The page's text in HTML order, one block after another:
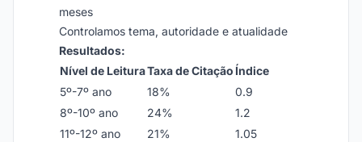
meses
Controlamos tema, autoridade e atualidade
Resultados:
Nível de LeituraTaxa de Citação Índice
5º-7º ano
18%
0.9
8º-10º ano
24%
1.2
11º-12º ano
21%
1.05